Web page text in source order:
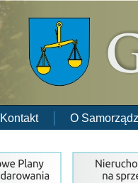
Kontakt
O